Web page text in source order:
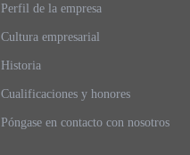
Perfil de la empresa
Cultura empresarial
Historia
Cualificaciones y honores
Póngase en contacto con nosotros